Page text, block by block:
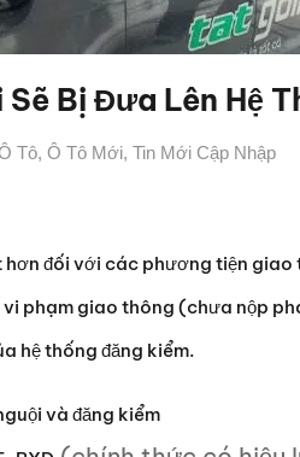
Bị Đưa Lên Hệ
Tô, Ô Tô Mới, Tin Mới Cập Nhập
đối với các phương tiện
phạm giao thông (chưa nộp
hệ thống đăng kiểm.
và đăng kiểm